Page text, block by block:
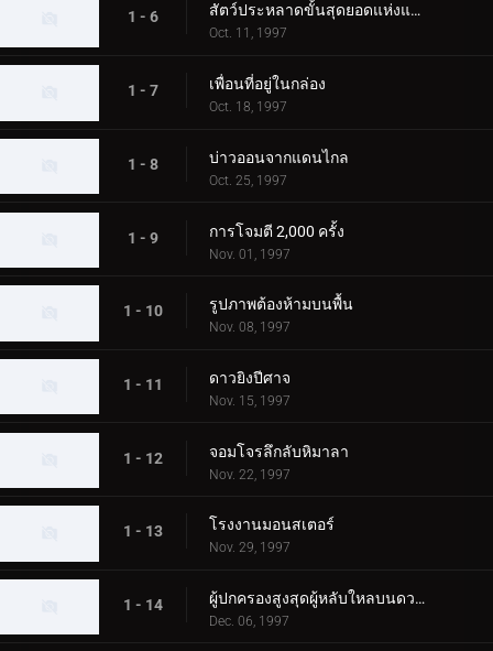
1 - 6 สัตว์ประหลาดขั้นสุดยอดแห่งแผ่นดิน
Oct. 11, 1997
1 - 7 เพื่อนที่อยู่ในกล่อง
Oct. 18, 1997
1 - 8 บ่าวออนจากแดนไกล
Oct. 25, 1997
1 - 9 การโจมตี 2,000 ครั้ง
Nov. 01, 1997
1 - 10 รูปภาพต้องห้ามบนพื้น
Nov. 08, 1997
1 - 11 ดาวยิงปีศาจ
Nov. 15, 1997
1 - 12 จอมโจรลึกลับหิมาลา
Nov. 22, 1997
1 - 13 โรงงานมอนสเตอร์
Nov. 29, 1997
1 - 14 ผู้ปกครองสูงสุดผู้หลับใหลบนดวงจันทร์
Dec. 06, 1997